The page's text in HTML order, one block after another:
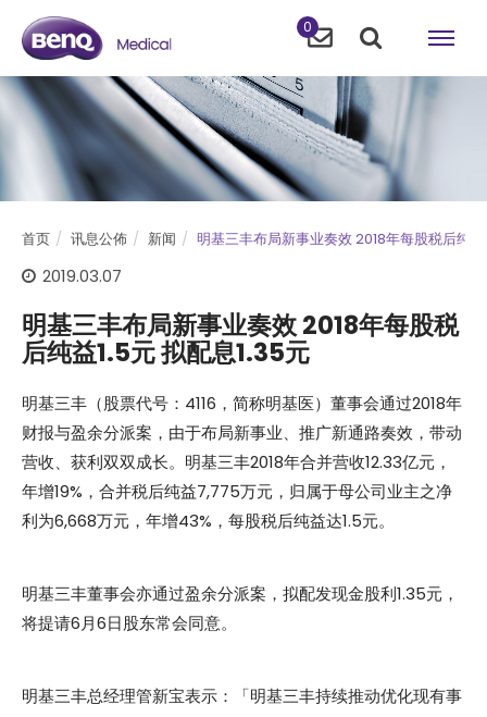
0
首页 讯息公佈 新闻 明基三丰布局新事业奏效 2018年每股税后纯益
2019.03.07
明基三丰布局新事业奏效 2018年每股税
后纯益1.5元 拟配息1.35元
明基三丰（股票代号：4116，简称明基医）董事会通过2018年
财报与盈余分派案，由于布局新事业、推广新通路奏效，带动
营收、获利双双成长。明基三丰2018年合并营收12.33亿元，
年增19%，合并税后纯益7,775万元，归属于母公司业主之净
利为6,668万元，年增43%，每股税后纯益达1.5元。
明基三丰董事会亦通过盈余分派案，拟配发现金股利1.35元，
将提请6月6日股东常会同意。
明基三丰总经理管新宝表示：「明基三丰持续推动优化现有事